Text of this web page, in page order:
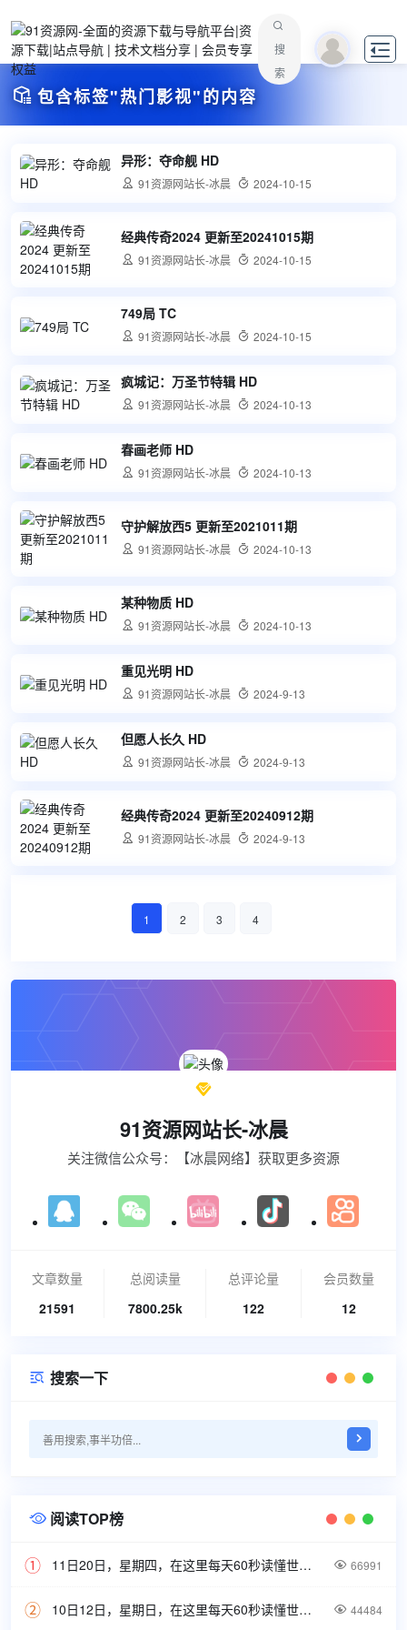
搜
索

 包含标签"热门影视"的内容
异形：夺命舰 HD
 91资源网站长-冰晨  2024-10-15
经典传奇2024 更新至20241015期
 91资源网站长-冰晨  2024-10-15
749局 TC
 91资源网站长-冰晨  2024-10-15
疯城记：万圣节特辑 HD
 91资源网站长-冰晨  2024-10-13
春画老师 HD
 91资源网站长-冰晨  2024-10-13
守护解放西5 更新至2021011期
 91资源网站长-冰晨  2024-10-13
某种物质 HD
 91资源网站长-冰晨  2024-10-13
重见光明 HD
 91资源网站长-冰晨  2024-9-13
但愿人长久 HD
 91资源网站长-冰晨  2024-9-13
经典传奇2024 更新至20240912期
 91资源网站长-冰晨  2024-9-13
1 2 3 4

91资源网站长-冰晨
关注微信公众号：【冰晨网络】获取更多资源
文章数量
21591
总阅读量
7800.25k
总评论量
122
会员数量
12
 搜索一下
 阅读TOP榜
11日20日，星期四，在这里每天60秒读懂世界！  66991
10日12日，星期日，在这里每天60秒读懂世界！  44484